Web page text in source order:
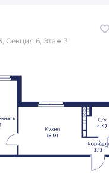
Секция 6, Этаж 3